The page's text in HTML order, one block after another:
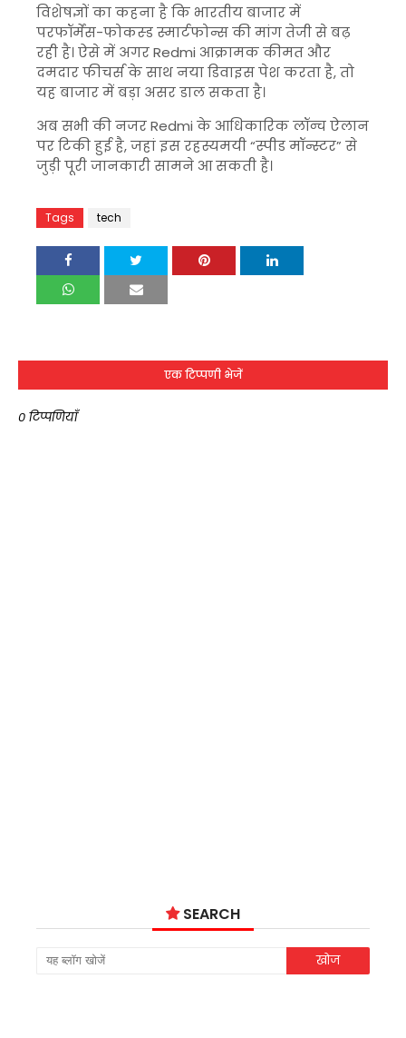
विशेषज्ञों का कहना है कि भारतीय बाजार में
परफॉर्मेंस-फोकस्ड स्मार्टफोन्स की मांग तेजी से बढ़
रही है। ऐसे में अगर Redmi आक्रामक कीमत और
दमदार फीचर्स के साथ नया डिवाइस पेश करता है, तो
यह बाजार में बड़ा असर डाल सकता है।
अब सभी की नजर Redmi के आधिकारिक लॉन्च ऐलान
पर टिकी हुई है, जहां इस रहस्यमयी “स्पीड मॉन्स्टर” से
जुड़ी पूरी जानकारी सामने आ सकती है।
Tags tech
एक टिप्पणी भेजें
0 टिप्पणियाँ
SEARCH